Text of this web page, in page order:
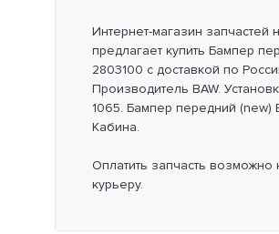
Интернет-магазин
предлагает купить Бампер
2803100 с доставкой по
Производитель BAW.
1065. Бампер передний (new)
Кабина.
Оплатить запчасть
курьеру.